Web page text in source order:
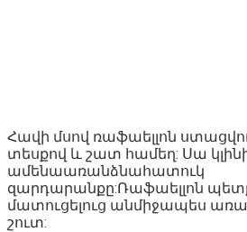
Հավի մսով ռաֆաելլոն
տեսքով և շատ համեղ: Սա
ամենաառանձնահատուկ
զարդարանքը:Ռաֆաելլոն
մատուցելուց անմիջապես
շուտ: